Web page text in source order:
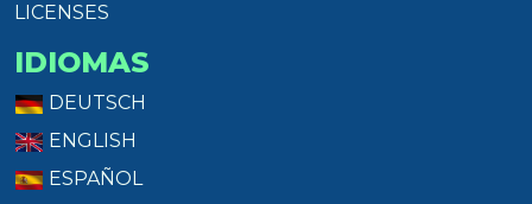
LICENSES
IDIOMAS
DEUTSCH
ENGLISH
ESPAÑOL